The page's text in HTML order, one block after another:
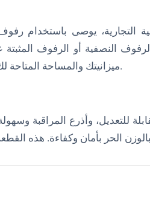
التجارية، يوصى باستخدام
الرفوف النصفية أو الرفوف
ميزانيتك والمساحة المتاحة لك والتمارين التي ستؤديها قبل اختيار طراز حامل الطاقة.
للتعديل، وأذرع المراقبة